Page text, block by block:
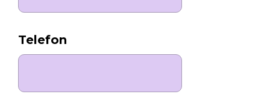
Telefon